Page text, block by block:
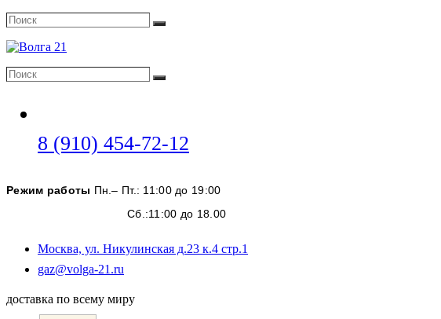
Поиск
Поиск
Поиск
Поиск
8 (910) 454-72-12
вашем
приложении
Режим работы Пн.– Пт.: 11:00 до 19:00
Сб.:11:00 до 18.00
Москва, ул. Никулинская д.23 к.4 стр.1
gaz@volga-21.ru
вашем
доставка по всему миру